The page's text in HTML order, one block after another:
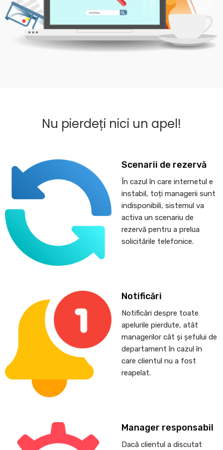
Nu pierdeți nici un apel!
Scenarii de rezervă
În cazul în care internetul e
instabil, toți managerii sunt
indisponibili, sistemul va
activa un scenariu de
rezervă pentru a prelua
solicitările telefonice.
Notificări
Notificări despre toate
apelurile pierdute, atât
managerilor cât și șefului de
departament în cazul în
care clientul nu a fost
reapelat.
Manager responsabil
Dacă clientul a discutat